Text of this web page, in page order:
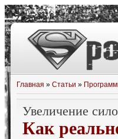
Главная » Статьи »
Увеличение
Как